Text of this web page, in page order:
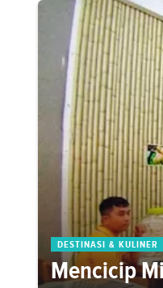
DESTINASI & KULINER
Mencicip